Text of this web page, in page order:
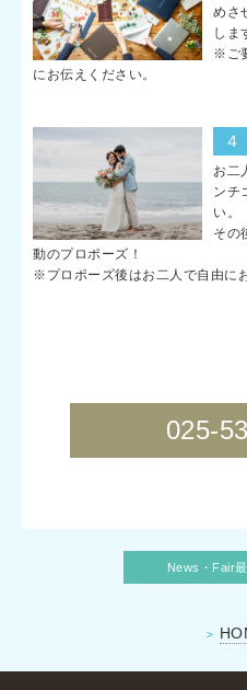
めさ
しま
※ご
にお伝えください。
４
お二
ンチ
い。
その
動のプロポーズ！
※プロポーズ後はお二人で自由に
025-
News・Fair